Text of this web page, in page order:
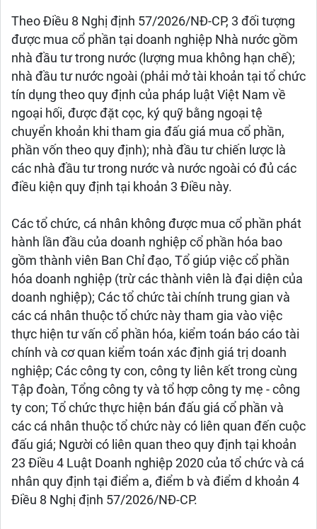
Theo Điều 8 Nghị định 57/2026/NĐ-CP, 3 đối tượng
được mua cổ phần tại doanh nghiệp Nhà nước gồm
nhà đầu tư trong nước (lượng mua không hạn chế);
nhà đầu tư nước ngoài (phải mở tài khoản tại tổ chức
tín dụng theo quy định của pháp luật Việt Nam về
ngoại hối, được đặt cọc, ký quỹ bằng ngoại tệ
chuyển khoản khi tham gia đấu giá mua cổ phần,
phần vốn theo quy định); nhà đầu tư chiến lược là
các nhà đầu tư trong nước và nước ngoài có đủ các
điều kiện quy định tại khoản 3 Điều này.
Các tổ chức, cá nhân không được mua cổ phần phát
hành lần đầu của doanh nghiệp cổ phần hóa bao
gồm thành viên Ban Chỉ đạo, Tổ giúp việc cổ phần
hóa doanh nghiệp (trừ các thành viên là đại diện của
doanh nghiệp); Các tổ chức tài chính trung gian và
các cá nhân thuộc tổ chức này tham gia vào việc
thực hiện tư vấn cổ phần hóa, kiểm toán báo cáo tài
chính và cơ quan kiểm toán xác định giá trị doanh
nghiệp; Các công ty con, công ty liên kết trong cùng
Tập đoàn, Tổng công ty và tổ hợp công ty mẹ - công
ty con; Tổ chức thực hiện bán đấu giá cổ phần và
các cá nhân thuộc tổ chức này có liên quan đến cuộc
đấu giá; Người có liên quan theo quy định tại khoản
23 Điều 4 Luật Doanh nghiệp 2020 của tổ chức và cá
nhân quy định tại điểm a, điểm b và điểm d khoản 4
Điều 8 Nghị định 57/2026/NĐ-CP.